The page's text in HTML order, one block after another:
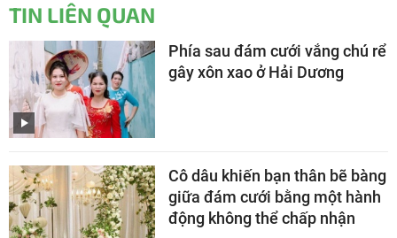
TIN LIÊN QUAN
Phía sau đám cưới vắng chú rể
gây xôn xao ở Hải Dương
Cô dâu khiến bạn thân bẽ bàng
giữa đám cưới bằng một hành
động không thể chấp nhận